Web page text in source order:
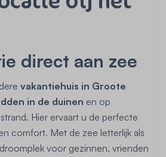
direct aan zee
vakantiehuis in Groote
in de duinen en op
Hier ervaart u de perfecte
comfort. Met de zee letterlijk als
voor gezinnen, vrienden